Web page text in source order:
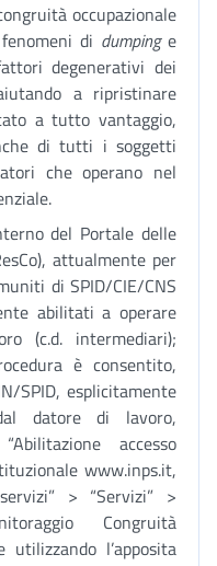
occupazionale
di dumping e
degenerativi dei
a ripristinare
a tutto vantaggio,
di tutti i soggetti
che operano nel
del Portale delle
attualmente per
di SPID/CIE/CNS
abilitati a operare
(c.d. intermediari);
è consentito,
SPID, esplicitamente
datore di lavoro,
accesso
www.inps.it,
> “Servizi” >
Congruità
utilizzando l’apposita